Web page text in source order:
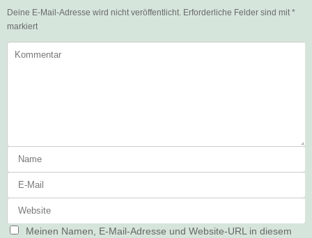
Deine E-Mail-Adresse wird nicht veröffentlicht. Erforderliche Felder sind mit *
markiert
Meinen Namen, E-Mail-Adresse und Website-URL in diesem